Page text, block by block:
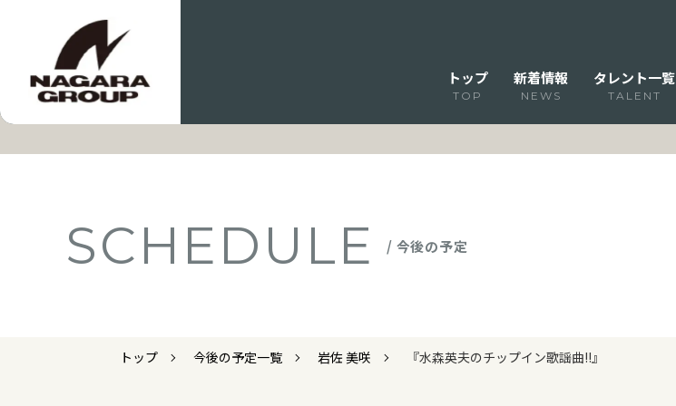
トップ
TOP
新着情報
NEWS
タレント一覧
TALENT
SCHEDULE / 今後の予定
トップ 今後の予定一覧 岩佐 美咲 『水森英夫のチップイン歌謡曲!!』